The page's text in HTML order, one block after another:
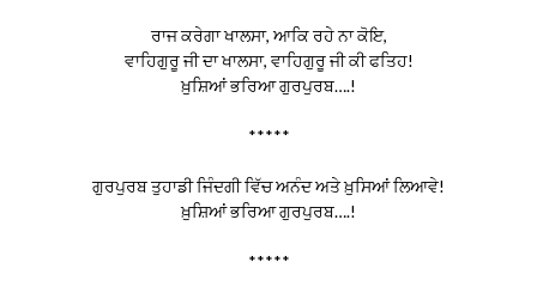
ਰਾਜ ਕਰੇਗਾ ਖਾਲਸਾ, ਆਕਿ ਰਹੇ ਨਾ ਕੋਇ,
ਵਾਹਿਗੁਰੂ ਜੀ ਦਾ ਖਾਲਸਾ, ਵਾਹਿਗੁਰੂ ਜੀ ਕੀ ਫਤਿਹ!
ਖ਼ੁਸ਼ਿਆਂ ਭਰਿਆ ਗੁਰਪੁਰਬ….!
*****
ਗੁਰਪੁਰਬ ਤੁਹਾਡੀ ਜਿੰਦਗੀ ਵਿੱਚ ਅਨੰਦ ਅਤੇ ਖ਼ੁਸਿਆਂ ਲਿਆਵੇ!
ਖ਼ੁਸ਼ਿਆਂ ਭਰਿਆ ਗੁਰਪੁਰਬ….!
*****